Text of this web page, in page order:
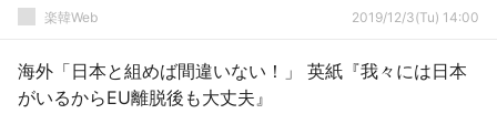
も思える話
楽韓Web 2019/12/3(Tu) 14:00
海外「日本と組めば間違いない！」 英紙『我々には日本
がいるからEU離脱後も大丈夫』